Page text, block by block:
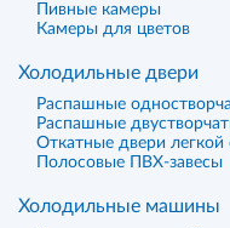
Пивные камеры
Камеры для цветов
Холодильные двери
Распашные
Распашные
Откатные двери легкой
Полосовые ПВХ-завесы
Холодильные машины